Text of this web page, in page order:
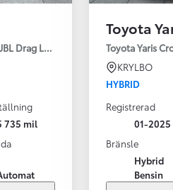
Drag Led ramp Vhjul motorv
735 mil
Toyota
Toyota Yaris
KRYLBO
HYBRID
Registrerad
01-2025
Bränsle
Hybrid
Bensin